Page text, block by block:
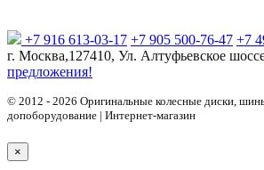
+7 916 613-03-17 +7 905 500-76-47 +7
г. Москва,127410, Ул. Алтуфьевское
предложения!
© 2012 - 2026 Оригинальные колесные диски,
допоборудование | Интернет-магазин
×